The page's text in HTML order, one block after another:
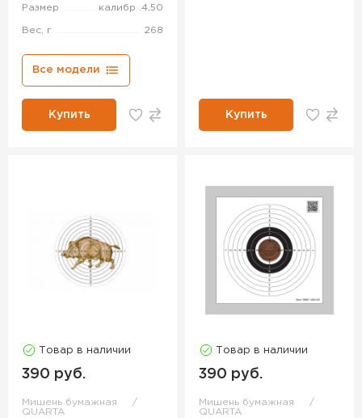
Размер калибр .4,50
Вес, г 268
Все модели
Купить Купить
Товар в наличии
390 руб.
Мишень бумажная
QUARTA
Товар в наличии
390 руб.
Мишень бумажная
QUARTA